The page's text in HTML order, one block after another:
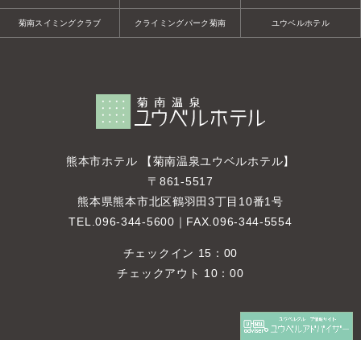
熊本市ホテル 【菊南温泉ユウベルホテル】
〒861-5517
熊本県熊本市北区鶴羽田3丁目10番1号
TEL.096-344-5600 ｜FAX.096-344-5554
チェックイン 15：00
チェックアウト 10：00
菊南スイミングクラブ クライミングパーク菊南 ユウベルホテル